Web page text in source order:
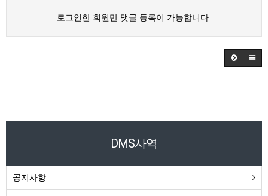
로그인한 회원만 댓글 등록이 가능합니다.
DMS사역
공지사항